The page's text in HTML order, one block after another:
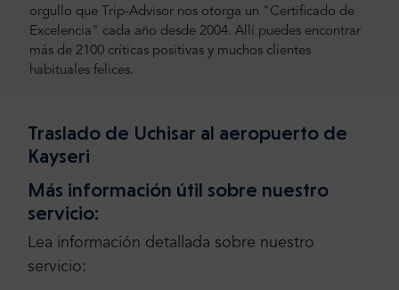
orgullo que Trip-Advisor nos otorga un "Certificado de
Excelencia" cada año desde 2004. Allí puedes encontrar
más de 2100 críticas positivas y muchos clientes
habituales felices.
Traslado de Uchisar al aeropuerto de
Kayseri
Más información útil sobre nuestro
servicio:
Lea información detallada sobre nuestro
servicio: